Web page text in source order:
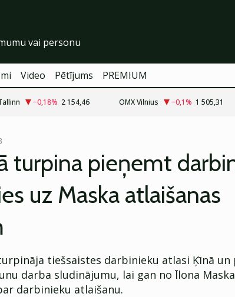
Video Pētījums PREMIUM
−0,18% 2 154,46 OMX Vilnius −0,1% 1 505,31
turpina pieņemt
uz Maska atlaišanas
tiešsaistes darbinieku atlasi Ķīnā un
darba sludinājumu, lai gan no Īlona
darbinieku atlaišanu.